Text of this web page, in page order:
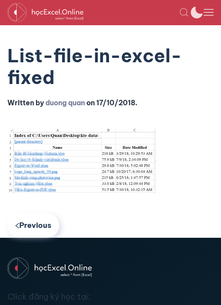
List-file-in-excel-
fixed
Written byduong quanon17/10/2018.
Previous
Click đăng ký học tại: